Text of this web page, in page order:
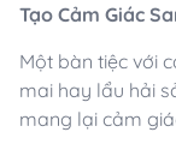
Tạo Cảm Giác
Một bàn tiệc với
mai hay lẩu hải
mang lại cảm